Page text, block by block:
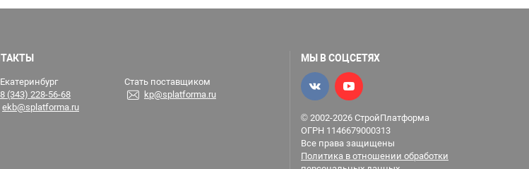
Екатеринбург
8 (343) 228-56-68
ekb@splatforma.ru
Стать поставщиком
kp@splatforma.ru
МЫ В СОЦСЕТЯХ
© 2002-2026 СтройПлатформа
ОГРН 1146679000313
Все права защищены
Политика в отношении обработки